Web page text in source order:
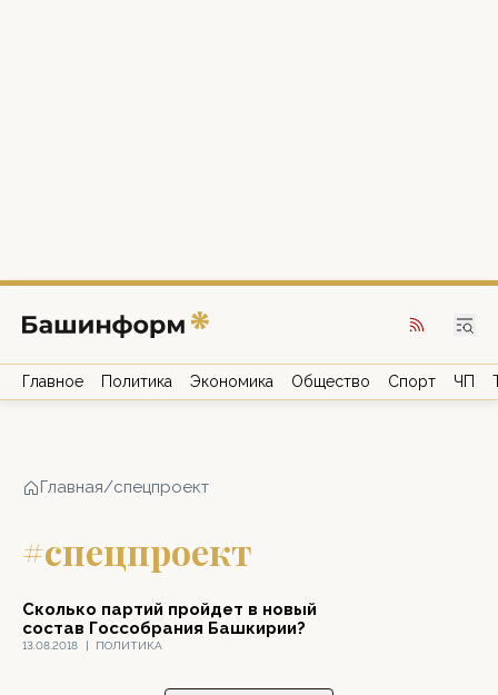
Главное Политика Экономика Общество Спорт ЧП
Главная/спецпроект
#спецпроект
13.08.2018 | ПОЛИТИКА
Сколько партий пройдет в новый
состав Госсобрания Башкирии?